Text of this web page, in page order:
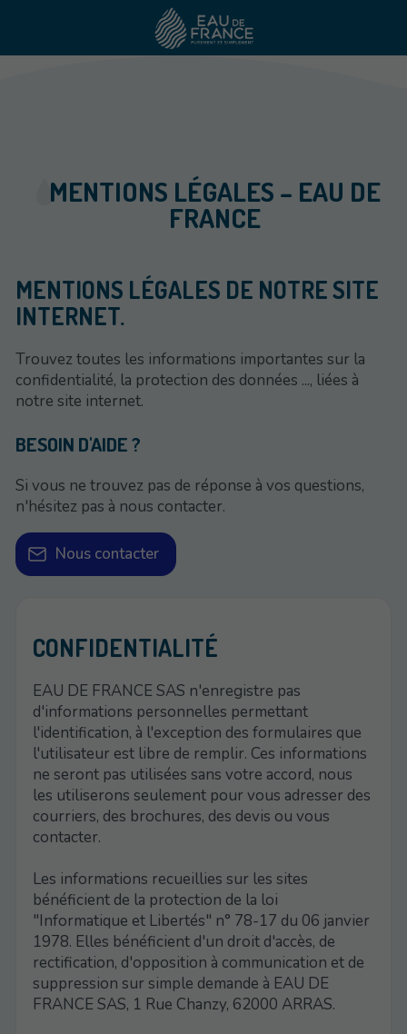
MENTIONS LÉGALES – EAU DE
FRANCE
MENTIONS LÉGALES DE NOTRE SITE
INTERNET.
Trouvez toutes les informations importantes sur la
confidentialité, la protection des données ..., liées à
notre site internet.
BESOIN D'AIDE ?
Si vous ne trouvez pas de réponse à vos questions,
n'hésitez pas à nous contacter.
Nous contacter
CONFIDENTIALITÉ
EAU DE FRANCE SAS n'enregistre pas
d'informations personnelles permettant
l'identification, à l'exception des formulaires que
l'utilisateur est libre de remplir. Ces informations
ne seront pas utilisées sans votre accord, nous
les utiliserons seulement pour vous adresser des
courriers, des brochures, des devis ou vous
contacter.
Les informations recueillies sur les sites
bénéficient de la protection de la loi
"Informatique et Libertés" n° 78-17 du 06 janvier
1978. Elles bénéficient d'un droit d'accès, de
rectification, d'opposition à communication et de
suppression sur simple demande à EAU DE
FRANCE SAS, 1 Rue Chanzy, 62000 ARRAS.